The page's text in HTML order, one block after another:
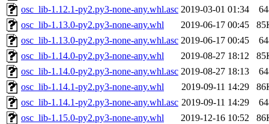
osc_lib-1.12.1-py2.py3-none-any.whl.asc 2019-03-01 01:34
osc_lib-1.13.0-py2.py3-none-any.whl
2019-06-17 00:45
osc_lib-1.13.0-py2.py3-none-any.whl.asc 2019-06-17 00:45
osc_lib-1.14.0-py2.py3-none-any.whl
2019-08-27 18:12
osc_lib-1.14.0-py2.py3-none-any.whl.asc 2019-08-27 18:13
osc_lib-1.14.1-py2.py3-none-any.whl
2019-09-11 14:29
osc_lib-1.14.1-py2.py3-none-any.whl.asc 2019-09-11 14:29
osc_lib-1.15.0-py2.py3-none-any.whl
2019-12-16 10:52